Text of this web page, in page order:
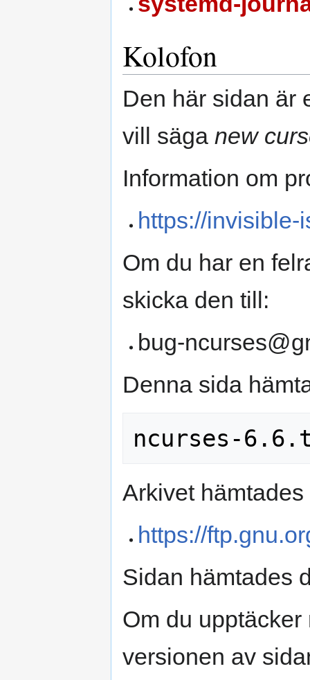
Kolofon
Den här sidan är
vill säga new
Information om
https://
Om du har en
skicka den till:
bug-
Denna sida
Arkivet hämtades
https://
Sidan hämtades
Om du
versionen av